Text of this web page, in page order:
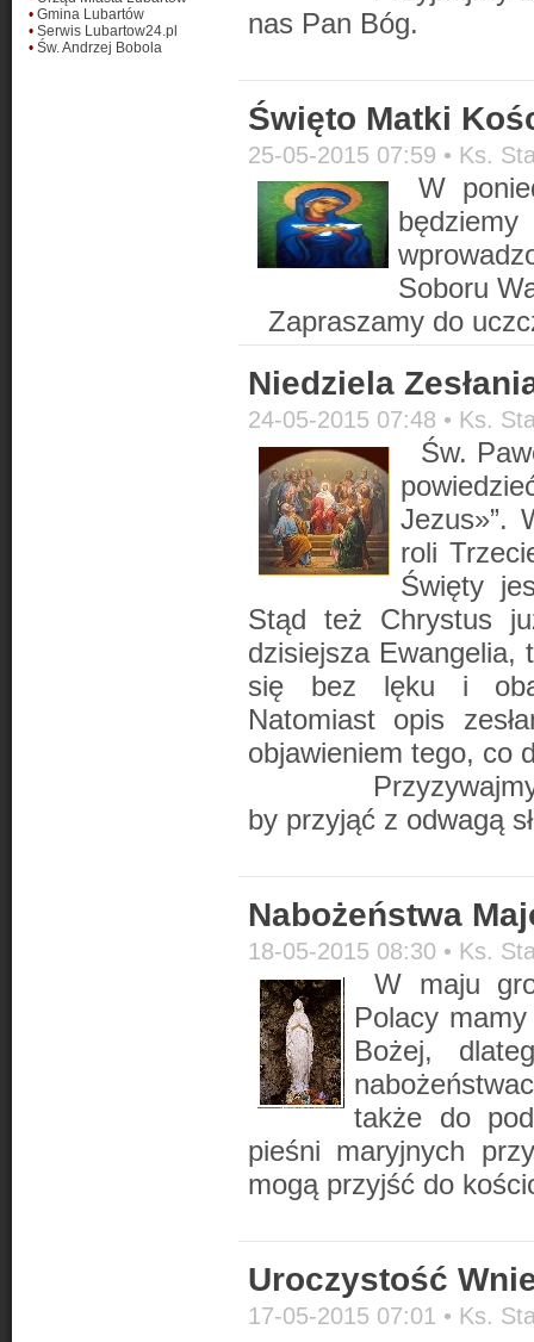
• Gmina Lubartów
• Serwis Lubartow24.pl
• Św. Andrzej Bobola
nas Pan Bóg.
Święto Matki
25-05-2015 07:59 • Ks.
W
Soboru
Zapraszamy do
Niedziela
24-05-2015 07:48 • Ks.
Św.
Jezus»”.
roli
Święty
Stąd też Chrystus
dzisiejsza Ewangelia,
się bez lęku i
Natomiast opis
objawieniem tego, co
Przyzywajmy
by przyjąć z odwagą
Nabożeństwa
18-05-2015 08:30 • Ks.
W maju
Polacy
Bożej,
także do
pieśni maryjnych
mogą przyjść do
Uroczystość
17-05-2015 07:01 • Ks.